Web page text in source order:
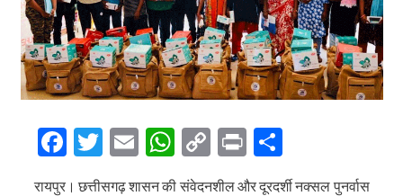
Facebook
Twitter
EmailWhatsApp
Copy
Link
PrintShare
रायपुर। छत्तीसगढ़ शासन की संवेदनशील और दूरदर्शी नक्सल पुनर्वास